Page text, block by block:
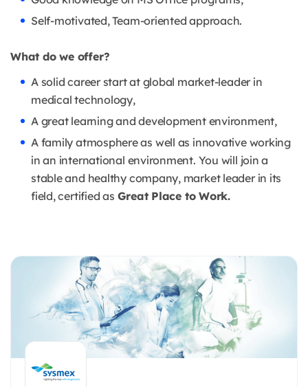
Self-motivated, Team-oriented approach.
What do we offer?
A solid career start at global market-leader in
medical technology,
A great learning and development environment,
A family atmosphere as well as innovative working
in an international environment. You will join a
stable and healthy company, market leader in its
field, certified as Great Place to Work.